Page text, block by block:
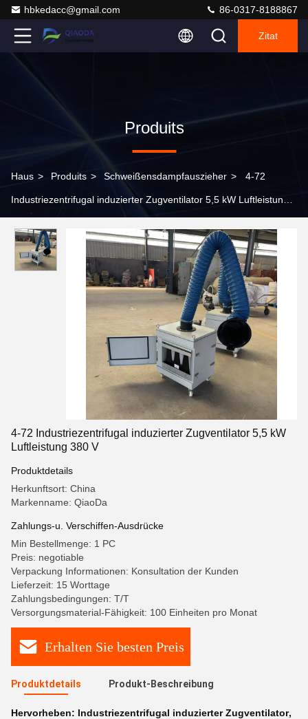
hbkedacc@gmail.com 86-0317-8188867
Zitat
Produits
Haus > Produits > Schweißensdampfauszieher > 4-72
Industriezentrifugal induzierter Zugventilator 5,5 kW Luftleistung
4-72 Industriezentrifugal induzierter Zugventilator 5,5 kW
Luftleistung 380 V
Produktdetails
Herkunftsort: China
Markenname: QiaoDa
Zahlungs-u. Verschiffen-Ausdrücke
Min Bestellmenge: 1 PC
Preis: negotiable
Verpackung Informationen: Konsultation der Kunden
Lieferzeit: 15 Worttage
Zahlungsbedingungen: T/T
Versorgungsmaterial-Fähigkeit: 100 Einheiten pro Monat
Erhalten Sie besten Preis
Produktdetails Produkt-Beschreibung
Hervorheben: Industriezentrifugal induzierter Zugventilator,